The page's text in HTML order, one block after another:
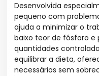
Desenvolvida
pequeno com
ajuda a minimizar o
baixo teor de fósforo e
quantidades
equilibrar a dieta,
necessários sem